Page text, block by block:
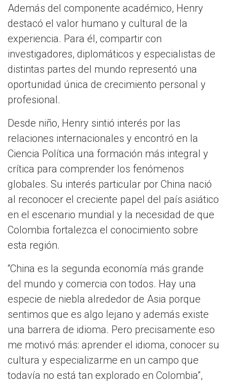
Además del componente académico, Henry
destacó el valor humano y cultural de la
experiencia. Para él, compartir con
investigadores, diplomáticos y especialistas de
distintas partes del mundo representó una
oportunidad única de crecimiento personal y
profesional.
Desde niño, Henry sintió interés por las
relaciones internacionales y encontró en la
Ciencia Política una formación más integral y
crítica para comprender los fenómenos
globales. Su interés particular por China nació
al reconocer el creciente papel del país asiático
en el escenario mundial y la necesidad de que
Colombia fortalezca el conocimiento sobre
esta región.
“China es la segunda economía más grande
del mundo y comercia con todos. Hay una
especie de niebla alrededor de Asia porque
sentimos que es algo lejano y además existe
una barrera de idioma. Pero precisamente eso
me motivó más: aprender el idioma, conocer su
cultura y especializarme en un campo que
todavía no está tan explorado en Colombia”,